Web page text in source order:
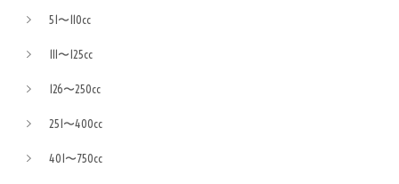
51〜110cc
111〜125cc
126〜250cc
251〜400cc
401〜750cc